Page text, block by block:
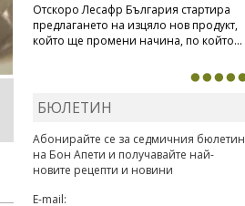
Отскоро Лесафр България стартира
предлагането на изцяло нов продукт,
който ще промени начина, по който...
БЮЛЕТИН
Абонирайте се за седмичния бюлетин
на Бон Апети и получавайте най-
новите рецепти и новини
E-mail: